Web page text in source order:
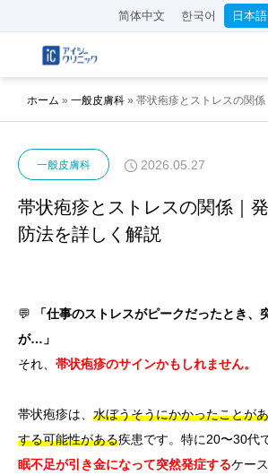
简体中文 한국어 日本語
ホーム » 一般皮膚科 » 帯状疱疹とストレスの関
一般皮膚科 2026.05.27
帯状疱疹とストレスの関係｜
防法を詳しく解説
💬
「仕事のストレスがピークだったとき、
が…」
それ、 帯状疱疹のサインかもしれません。
帯状疱疹は、 水ぼうそうにかかったことが
する可能性がある疾患です。特に20〜30代
眠不足が引き金になって突然発症するケー